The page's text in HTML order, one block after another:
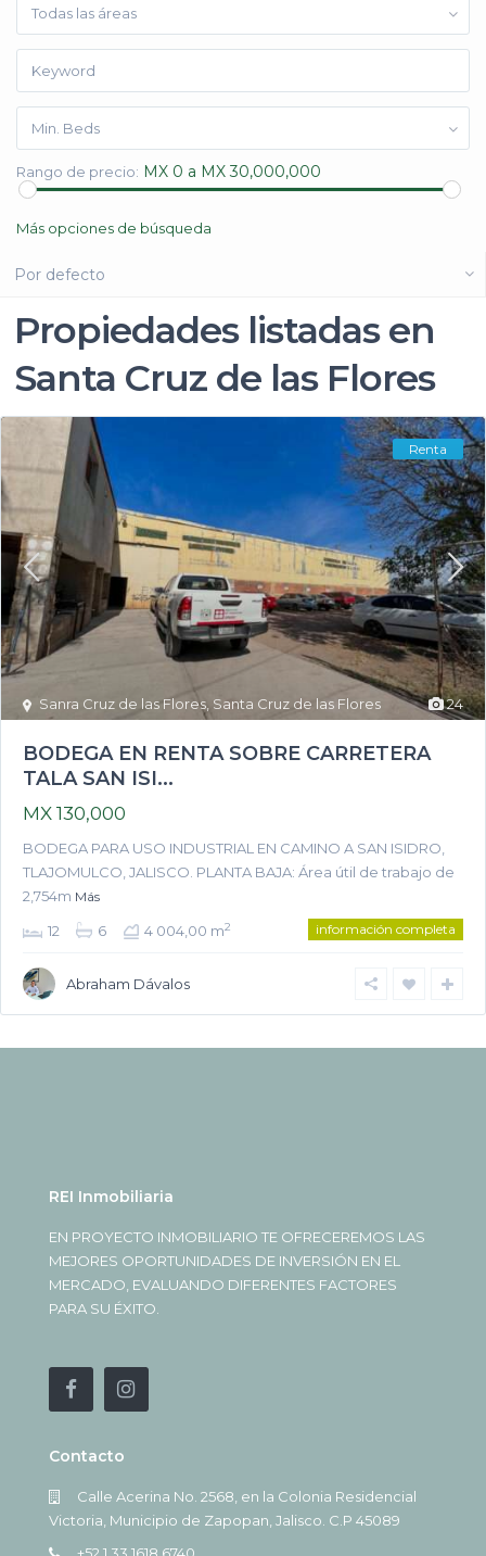
Todas las áreas
Min. Beds
Rango de precio: MX 0 a MX 30,000,000
Más opciones de búsqueda
Por defecto
Propiedades listadas en
Santa Cruz de las Flores
24
Sanra Cruz de las Flores Santa Cruz de las Flores
Renta
BODEGA EN RENTA SOBRE CARRETERA
TALA SAN ISI...
MX 130,000
BODEGA PARA USO INDUSTRIAL EN CAMINO A SAN ISIDRO,
TLAJOMULCO, JALISCO. PLANTA BAJA: Área útil de trabajo de
2,754m Más
12 6 4 004,00 m2 información completa
Abraham Dávalos
REI Inmobiliaria
EN PROYECTO INMOBILIARIO TE OFRECEREMOS LAS
MEJORES OPORTUNIDADES DE INVERSIÓN EN EL
MERCADO, EVALUANDO DIFERENTES FACTORES
PARA SU ÉXITO.
Contacto
Calle Acerina No. 2568, en la Colonia Residencial
Victoria, Municipio de Zapopan, Jalisco. C.P 45089
+52 1 33 1618 6740